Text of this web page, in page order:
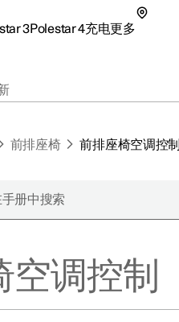
3Polestar 4充电更多
可持续性
新闻
前排座椅 前排座椅空调控
空调控制